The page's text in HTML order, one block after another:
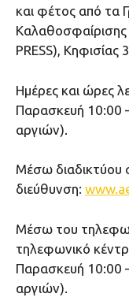
και φέτος από τα
PRESS),
Ημέρες και ώρες
Παρασκευή 10:00
αργιών).
Μέσω διαδικτύου
διεύθυνση:
Μέσω του
τηλεφωνικό
Παρασκευή 10:00
αργιών).